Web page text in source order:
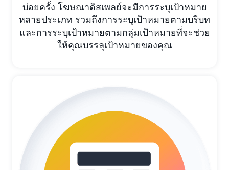
บ่อยครั้ง โฆษณาดิสเพลย์จะมีการระบุเป้าหมาย
หลายประเภท รวมถึงการระบุเป้าหมายตามบริบท
และการระบุเป้าหมายตามกลุ่มเป้าหมายที่จะช่วย
ให้คุณบรรลุเป้าหมายของคุณ